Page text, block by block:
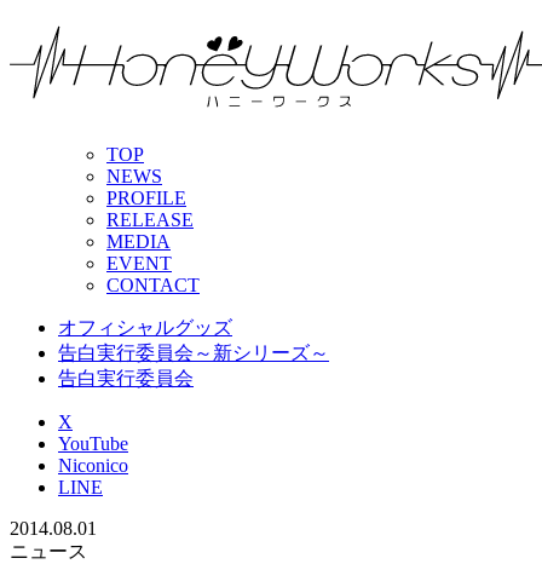
TOP
NEWS
PROFILE
RELEASE
MEDIA
EVENT
CONTACT
オフィシャルグッズ
告白実行委員会～新シリーズ～
告白実行委員会
X
YouTube
Niconico
LINE
2014.08.01
ニュース